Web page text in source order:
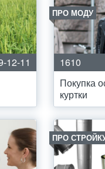
12-11
ПРО МОДУ
1610
Покупка
куртки
ПРО